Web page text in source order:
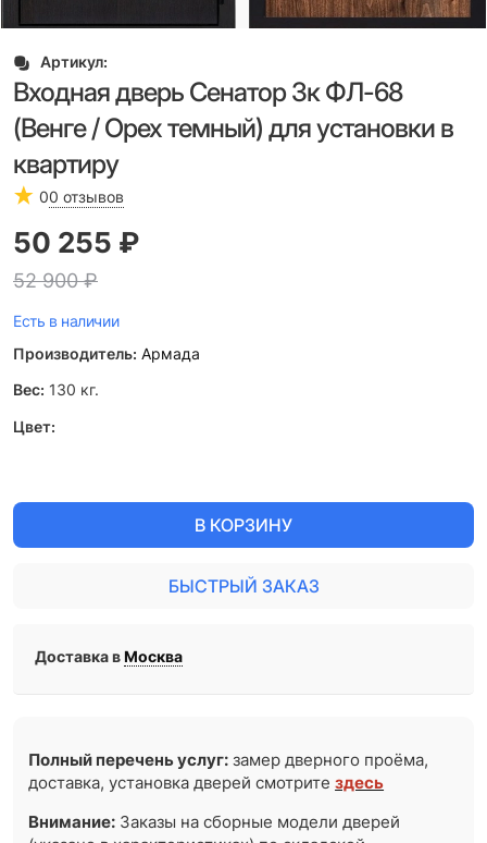
Артикул:
Входная дверь Сенатор 3к ФЛ-68
(Венге / Орех темный) для установки в
квартиру
00 отзывов
52 900 ₽
50 255 ₽
Есть в наличии
Производитель: Армада
Вес: 130 кг.
Цвет:
В КОРЗИНУ
БЫСТРЫЙ ЗАКАЗ
Доставка вМосква
Полный перечень услуг: замер дверного проёма,
доставка, установка дверей смотритездесь
Внимание: Заказы на сборные модели дверей